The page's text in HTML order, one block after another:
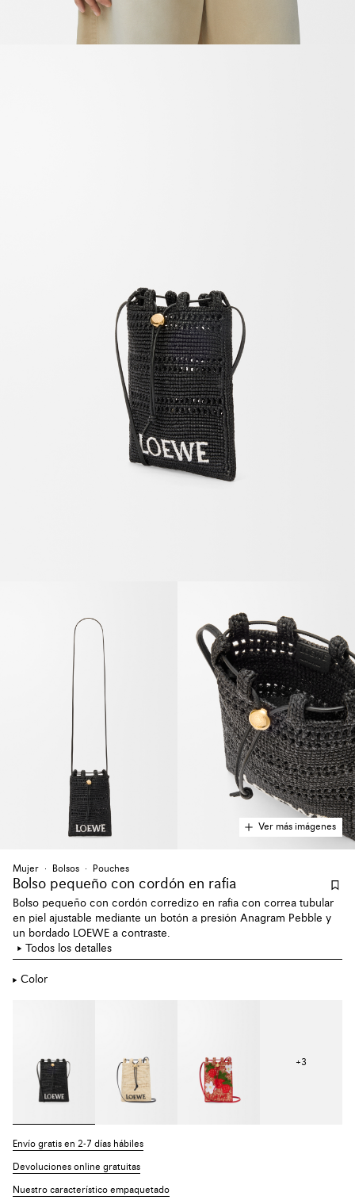
Ver más imágenes
Mujer Bolsos Pouches
Bolso pequeño con cordón en rafia
Bolso pequeño con cordón corredizo en rafia con correa tubular
en piel ajustable mediante un botón a presión Anagram Pebble y
un bordado LOEWE a contraste.
Todos los detalles
Color
+3
Envío gratis en 2-7 días hábiles
Devoluciones online gratuitas
Nuestro característico empaquetado